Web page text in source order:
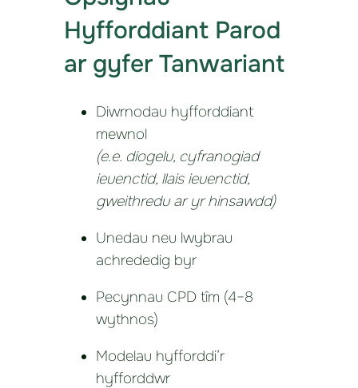
Hyfforddiant Parod
ar gyfer Tanwariant
Diwrnodau hyfforddiant
mewnol
(e.e. diogelu, cyfranogiad
ieuenctid, llais ieuenctid,
gweithredu ar yr hinsawdd)
Unedau neu lwybrau
achrededig byr
Pecynnau CPD tîm (4–8
wythnos)
Modelau hyfforddi’r
hyfforddwr